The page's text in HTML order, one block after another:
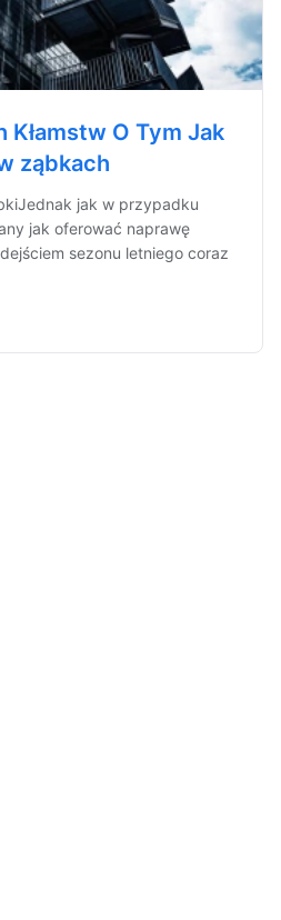
Kłamstw O Tym Jak
ząbkach
jak w przypadku
jak oferować naprawę
sezonu letniego coraz